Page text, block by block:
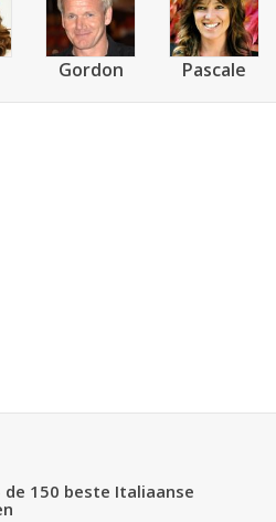
Gordon Pascale
de 150 beste Italiaanse